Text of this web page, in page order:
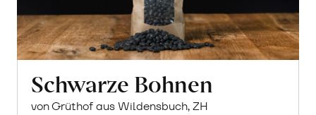
Schwarze Bohnen
von Grüthof aus Wildensbuch, ZH